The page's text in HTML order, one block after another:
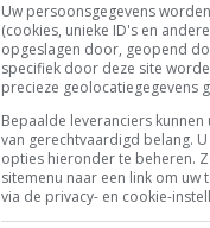
Uw persoonsgegevens
(cookies, unieke ID's en
opgeslagen door, geopend
specifiek door deze site
precieze geolocatiegegevens
Bepaalde leveranciers
van gerechtvaardigd belang.
opties hieronder te beheren.
sitemenu naar een link om
via de privacy- en cookie-